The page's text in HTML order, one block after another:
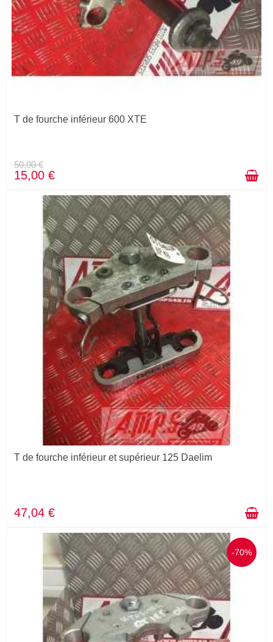
T de fourche inférieur 600 XTE
50,00 €
15,00 €
T de fourche inférieur et supérieur 125 Daelim
47,04 €
-70%